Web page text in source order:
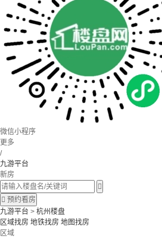
微信小程序
更多
/
九游平台
新房

 预约看房
九游平台 > 杭州楼盘
区域找房 地铁找房 地图找房
区域